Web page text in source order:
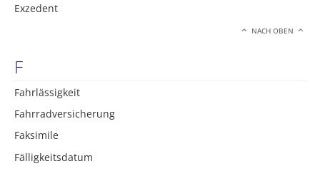
Exzedent
NACH OBEN
F
Fahrlässigkeit
Fahrradversicherung
Faksimile
Fälligkeitsdatum